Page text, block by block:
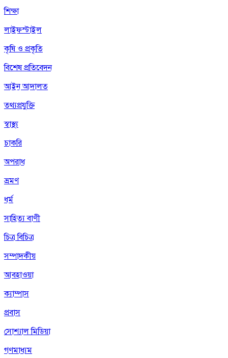
শিক্ষা
লাইফস্টাইল
কৃষি ও প্রকৃতি
বিশেষ প্রতিবেদন
আইন আদালত
তথ্যপ্রযুক্তি
স্বাস্থ্য
চাকরি
অপরাধ
ভ্রমণ
ধর্ম
সাহিত্য বাণী
চিত্র বিচিত্র
সম্পাদকীয়
আবহাওয়া
ক্যাম্পাস
প্রবাস
সোশ্যাল মিডিয়া
গণমাধ্যম